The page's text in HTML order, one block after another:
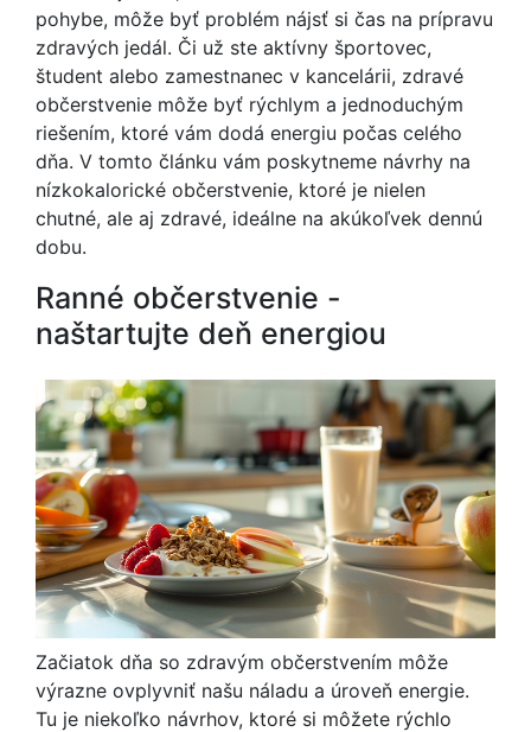
pohybe, môže byť problém nájsť si čas na prípravu
zdravých jedál. Či už ste aktívny športovec,
študent alebo zamestnanec v kancelárii, zdravé
občerstvenie môže byť rýchlym a jednoduchým
riešením, ktoré vám dodá energiu počas celého
dňa. V tomto článku vám poskytneme návrhy na
nízkokalorické občerstvenie, ktoré je nielen
chutné, ale aj zdravé, ideálne na akúkoľvek dennú
dobu.
Ranné občerstvenie -
naštartujte deň energiou
Začiatok dňa so zdravým občerstvením môže
výrazne ovplyvniť našu náladu a úroveň energie.
Tu je niekoľko návrhov, ktoré si môžete rýchlo